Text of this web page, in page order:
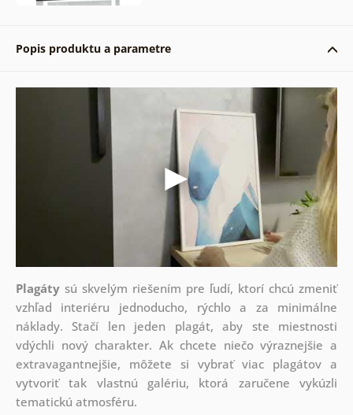
Popis produktu a parametre
Plagátysú skvelým riešením pre ľudí, ktorí chcú zmeniť
vzhľad interiéru jednoducho, rýchlo a za minimálne
náklady. Stačí len jeden plagát, aby ste miestnosti
vdýchli nový charakter. Ak chcete niečo výraznejšie a
extravagantnejšie, môžete si vybrať viac plagátov a
vytvoriť tak vlastnú galériu, ktorá zaručene vykúzli
tematickú atmosféru.